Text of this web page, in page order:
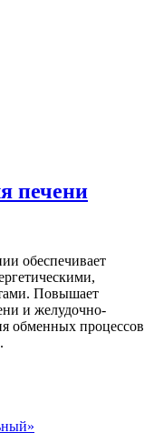
печени
обеспечивает
Повышает
и желудочно-
обменных процессов